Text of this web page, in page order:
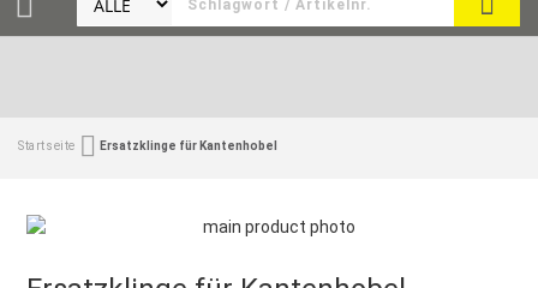
Startseite Ersatzklinge für Kantenhobel